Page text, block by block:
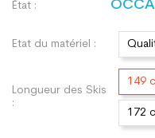
État :
Etat du matériel :
Longueur des Skis
:
149
172